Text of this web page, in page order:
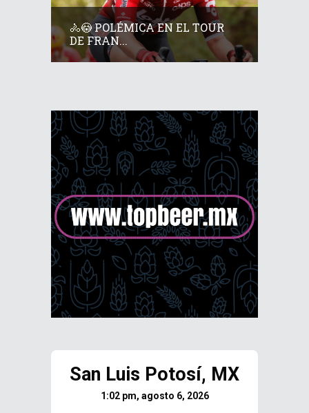
🚴😳 POLÉMICA EN EL TOUR
DE FRAN...
San Luis Potosí, MX
1:02 pm, agosto 6, 2026